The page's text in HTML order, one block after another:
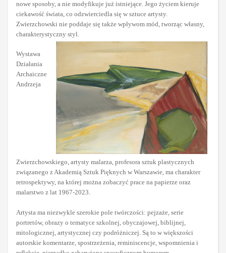
nowe sposoby, a nie modyfikuje już istniejące. Jego życiem kieruje
ciekawość świata, co odzwierciedla się w sztuce artysty.
Zwierzchowski nie poddaje się także wpływom mód, tworząc własny,
charakterystyczny styl.
Wystawa
Działania
Archaiczne
Andrzeja
Zwierzchowskiego, artysty malarza, profesora sztuk plastycznych
związanego z Akademią Sztuk Pięknych w Warszawie, ma charakter
retrospektywy, na której można zobaczyć prace na papierze oraz
malarstwo z lat 1967-2023.
Artysta ma niezwykle szerokie pole twórczości: pejzaże, serie
portretów, obrazy o tematyce szkolnej, obyczajowej, biblijnej,
mitologicznej, artystycznej czy podróżniczej. Są to w większości
autorskie komentarze, spostrzeżenia, reminiscencje, wspomnienia i